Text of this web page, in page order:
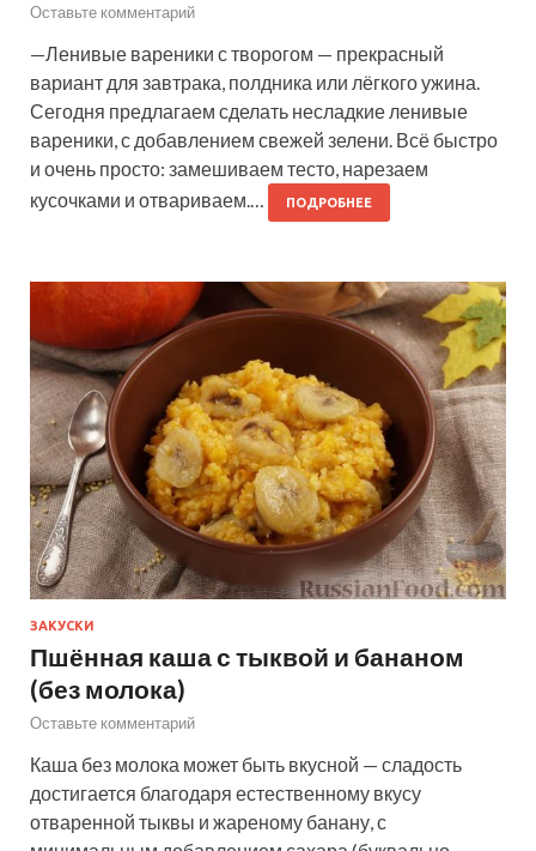
Оставьте комментарий
—Ленивые вареники с творогом — прекрасный
вариант для завтрака, полдника или лёгкого ужина.
Сегодня предлагаем сделать несладкие ленивые
вареники, с добавлением свежей зелени. Всё быстро
и очень просто: замешиваем тесто, нарезаем
кусочками и отвариваем.…
ПОДРОБНЕЕ
ЗАКУСКИ
Пшённая каша с тыквой и бананом
(без молока)
Оставьте комментарий
Каша без молока может быть вкусной — сладость
достигается благодаря естественному вкусу
отваренной тыквы и жареному банану, с